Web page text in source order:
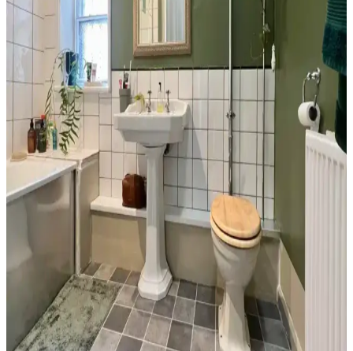
Banyo Dekorasyonunda Havlu Renk Seçimi: Estetik
ve Pratik İpuçları
Havlu renk seçimi, banyo dekorasyonunun uyumu ve pratikliği için
önemlidir. Beyaz, siyah ve toprak tonları farklı avantajlar sunar.
Doğru bakım ve uyumla estetik ve fonksiyonel sonuçlar elde edilir.
Banyo Dekorasyonunda Yeşil Tonları ve Güvenlik
Önlemleriyle Estetik ve Fonksiyonellik
Banyo dekorasyonunda yeşil tonlar, altın detaylar ve çiçek
desenleriyle estetik bir atmosfer oluştururken, perde seçimi ve
düzenlemesi yangın riskini azaltmak için önemlidir.
Banyo Duvar Boyası Seçiminde Renk ve Donanım
Uyumu: Modern ve Doğal Yaklaşımlar
Banyo duvar boyası seçimi, renk ve donanım uyumuyla mekanın
atmosferini belirler. Mavi-gri, yeşil ve nötr tonlar rahatlatıcı ve doğal
bir ortam sağlar. Siyah donanımlar mekan bütünlüğünü güçlendirir.
Küçük Yarım Banyoda Ekonomik ve Estetik
Yenileme: Tasarım ve Maliyet Analizi